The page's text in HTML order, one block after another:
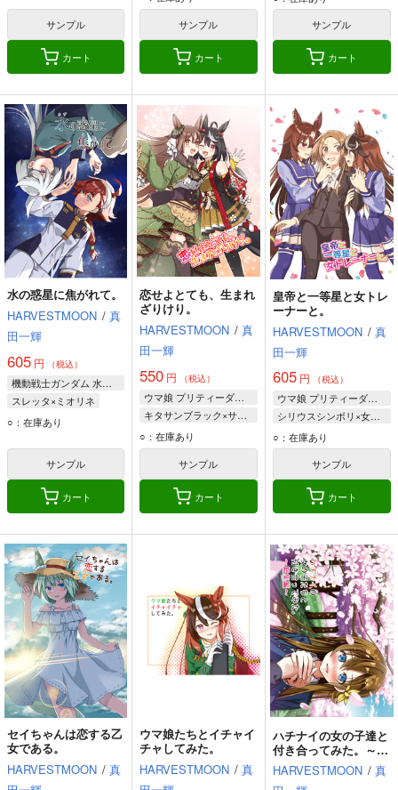
サンプル
カート
ミオリネ・レンブラン
サンプル
カート
トレーナー
シンボリルドルフ
サンプル
カート
水の惑星に焦がれて。
HARVESTMOON / 真
田一輝
605 円 （税込）
機動戦士ガンダム 水星の魔女
スレッタ×ミオリネ
スレッタ・マーキュリー
○：在庫あり
サンプル
カート
恋せよとても、生まれ
ざりけり。
HARVESTMOON / 真
田一輝
550 円 （税込）
ウマ娘 プリティーダービー
キタサンブラック×サトノダイヤモンド
キタサンブラック
サトノダイヤモンド
トウカイテイオー
○：在庫あり
サンプル
カート
皇帝と一等星と女トレ
ーナーと。
HARVESTMOON / 真
田一輝
605円 （税込）
ウマ娘 プリティーダービー
シリウスシンボリ×女トレーナー×シンボリルドルフ
シリウスシンボリ
シンボリルドルフ
女トレーナー
○：在庫あり
サンプル
カート
セイちゃんは恋する乙
女である。
HARVESTMOON / 真
ウマ娘たちとイチャイ
チャしてみた。
HARVESTMOON / 真
ハチナイの女の子達と
付き合ってみた。～総
集編～
HARVESTMOON / 真